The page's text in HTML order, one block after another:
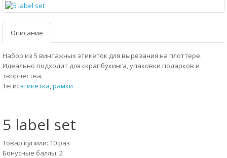
Описание
Набор из 5 винтажных этикеток для вырезания на плоттере.
Идеально подходит для скрапбукинга, упаковки подарков и
творчества.
Теги: этикетка,рамки
5 label set
Товар купили: 10 раз
Бонусные баллы: 2